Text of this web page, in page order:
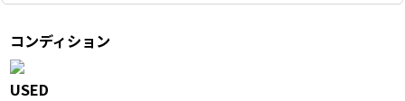
コンディション
USED